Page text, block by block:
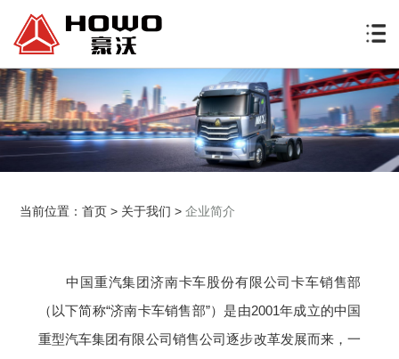
当前位置：首页 > 关于我们 >企业简介
中国重汽集团济南卡车股份有限公司卡车销售部
（以下简称“济南卡车销售部”）是由2001年成立的中国
重型汽车集团有限公司销售公司逐步改革发展而来，一